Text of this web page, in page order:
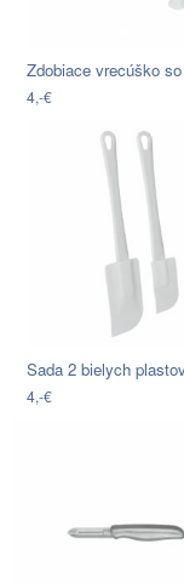
4,-€
4,-€